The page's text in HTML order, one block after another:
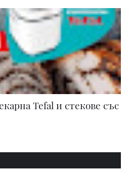
Tefal и стекове със